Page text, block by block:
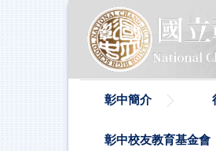
彰中簡介
彰中校友教育基金會